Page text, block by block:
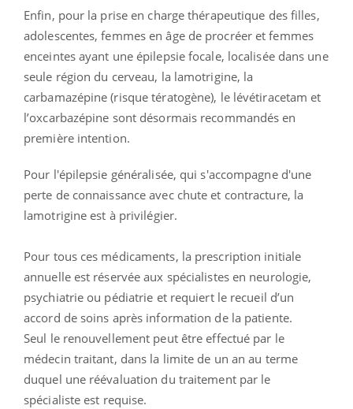
Enfin, pour la prise en charge thérapeutique des filles,
adolescentes, femmes en âge de procréer et femmes
enceintes ayant une épilepsie focale, localisée dans une
seule région du cerveau, la lamotrigine, la
carbamazépine (risque tératogène), le lévétiracetam et
l’oxcarbazépine sont désormais recommandés en
première intention.
Pour l'épilepsie généralisée, qui s'accompagne d'une
perte de connaissance avec chute et contracture, la
lamotrigine est à privilégier.
Pour tous ces médicaments, la prescription initiale
annuelle est réservée aux spécialistes en neurologie,
psychiatrie ou pédiatrie et requiert le recueil d’un
accord de soins après information de la patiente.
Seul le renouvellement peut être effectué par le
médecin traitant, dans la limite de un an au terme
duquel une réévaluation du traitement par le
spécialiste est requise.